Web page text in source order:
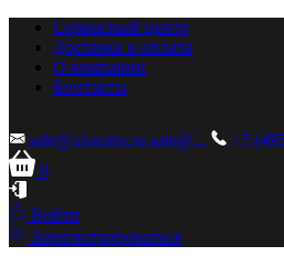
Сервисный центр
Доставка и оплата
О компании
Контакты
sale@zionstm.ru sale@...
+7
0
Войти
Зарегистрироваться